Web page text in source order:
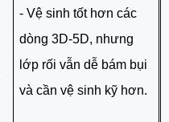
- Vệ sinh tốt hơn các
dòng 3D-5D, nhưng
lớp rối vẫn dễ bám bụi
và cần vệ sinh kỹ hơn.